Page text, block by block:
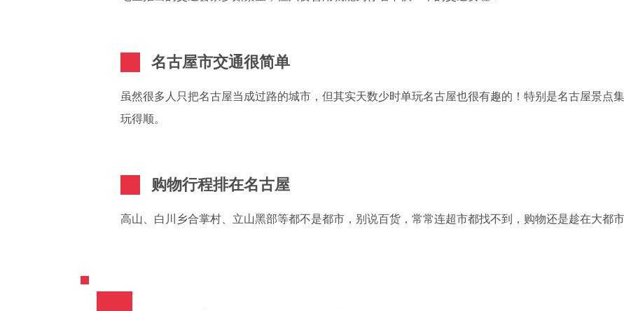
名古屋市交通很简单
虽然很多人只把名古屋当成过路的城市，但其实天数少时单玩名古屋也很有趣的！特别是名古屋景点
玩得顺。
购物行程排在名古屋
高山、白川乡合掌村、立山黑部等都不是都市，别说百货，常常连超市都找不到，购物还是趁在大都